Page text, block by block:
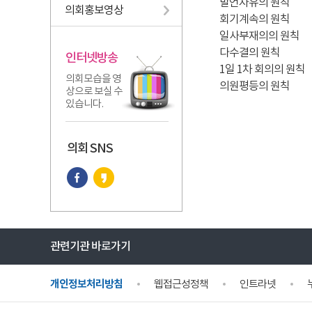
의회홍보영상
인터넷방송
의회모습을 영
상으로 보실 수
있습니다.
의회 SNS
발언자유의 원칙
회기계속의 원칙
일사부재의의 원칙
다수결의 원칙
1일 1차 회의의 원칙
의원평등의 원칙
관련기관 바로가기
개인정보처리방침 웹접근성정책 인트라넷